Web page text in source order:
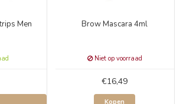
Men Brow Mascara 4ml
Niet op voorraad
€16,49
Kopen